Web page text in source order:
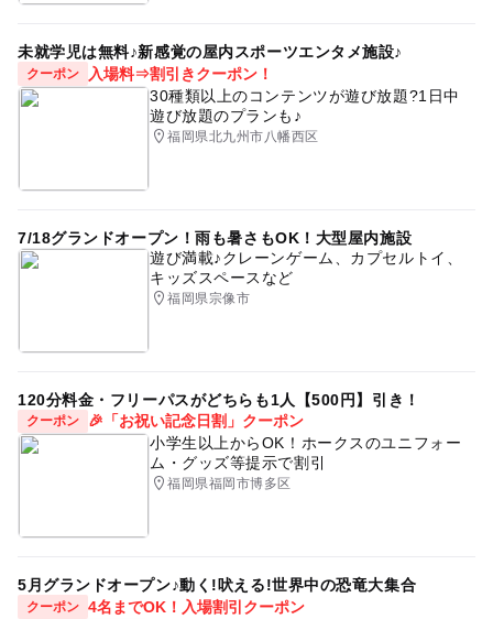
未就学児は無料♪新感覚の屋内スポーツエンタメ施設♪
クーポン
入場料⇒割引きクーポン！
30種類以上のコンテンツが遊び放題?1日中
遊び放題のプランも♪
福岡県北九州市八幡西区
7/18グランドオープン！雨も暑さもOK！大型屋内施設
遊び満載♪クレーンゲーム、カプセルトイ、
キッズスペースなど
福岡県宗像市
120分料金・フリーパスがどちらも1人【500円】引き！
クーポン
🎉「お祝い記念日割」クーポン
小学生以上からOK！ホークスのユニフォー
ム・グッズ等提示で割引
福岡県福岡市博多区
5月グランドオープン♪動く!吠える!世界中の恐竜大集合
クーポン 4名までOK！入場割引クーポン